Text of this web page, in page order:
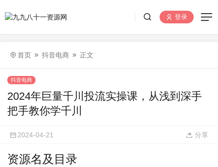
登录
首页 抖音电商 正文
抖音电商
2024年巨量千川投流实操课，从浅到深手
把手教你学千川
2024-04-21 分享
资源名及目录